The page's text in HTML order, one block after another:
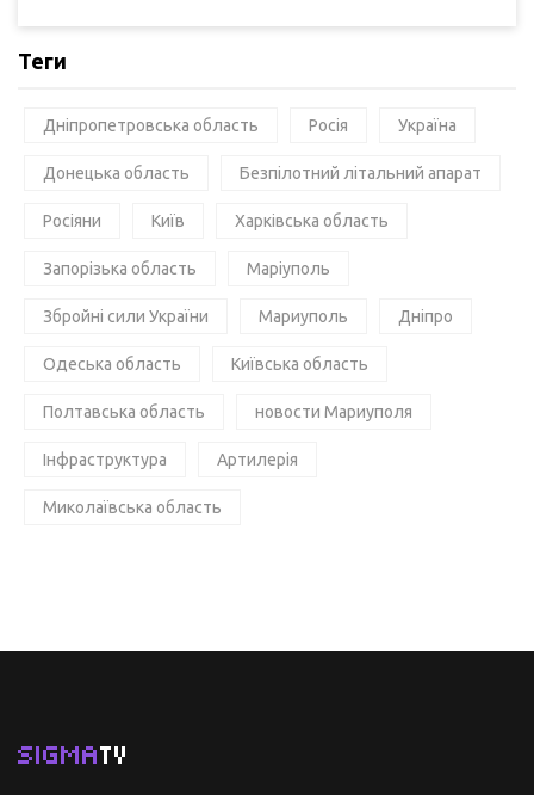
Теги
Дніпропетровська область Росія Україна
Донецька область Безпілотний літальний апарат
Росіяни Київ Харківська область
Запорізька область Маріуполь
Збройні сили України Мариуполь Дніпро
Одеська область Київська область
Полтавська область новости Мариуполя
Інфраструктура Артилерія
Миколаївська область
SIGMATV